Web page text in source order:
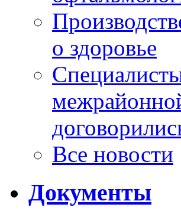
о здоровье
Все новости
Документы